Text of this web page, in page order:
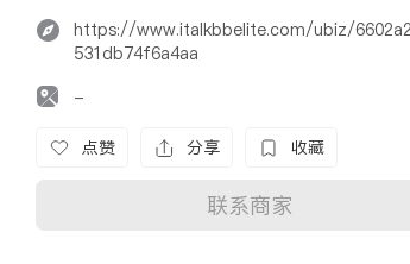
https://www.italkbbelite.com/ubiz/
531db74f6a4aa
-
点赞 分享 收藏
联系商家